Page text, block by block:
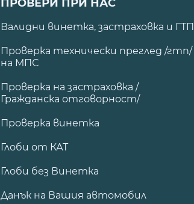
ПРОВЕРИ ПРИ НАС
Валидни винетка, застраховка и ГТП
Проверка технически преглед /гтп/
на МПС
Проверка на застраховка /
Гражданска отговорност/
Проверка винетка
Глоби от КАТ
Глоби без Винетка
Данък на Вашия автомобил